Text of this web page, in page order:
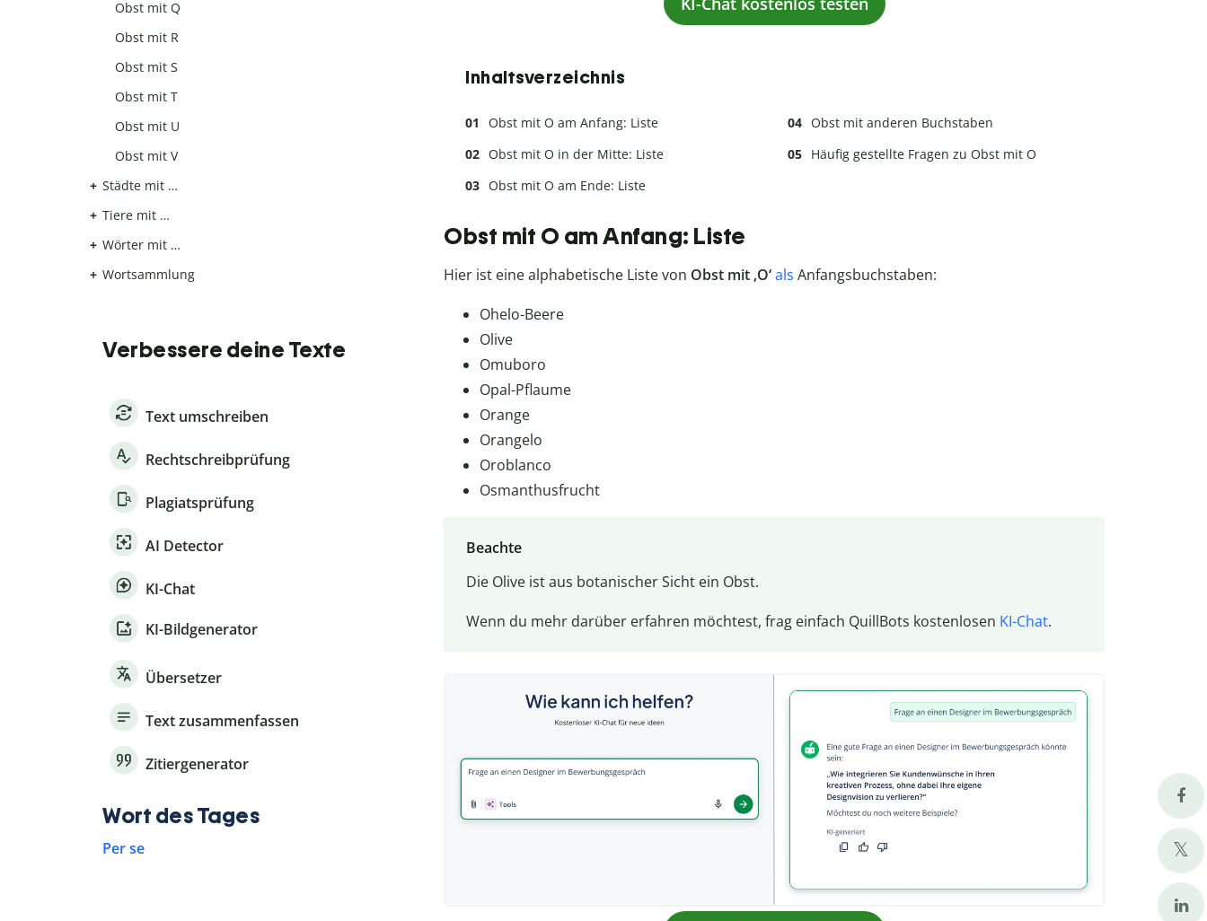
Inhaltsverzeichnis
Obst mit O am Anfang: Liste
Obst mit O in der Mitte: Liste
Obst mit O am Ende: Liste
Obst mit anderen Buchstaben
Häufig gestellte Fragen zu Obst mit O
Obst mit O am Anfang: Liste
Hier ist eine alphabetische Liste von Obst mit ‚O‘als Anfangsbuchstaben:
Ohelo-Beere
Olive
Omuboro
Opal-Pflaume
Orange
Orangelo
Oroblanco
Osmanthusfrucht
Beachte
Die Olive ist aus botanischer Sicht ein Obst.
Wenn du mehr darüber erfahren möchtest, frag einfach QuillBots kostenlosen KI-Chat.
Obst mit Q
Obst mit R
Obst mit S
Obst mit T
Obst mit U
Obst mit V
Städte mit …
Tiere mit …
Wörter mit …
Wortsammlung
Verbessere deine Texte
Text umschreiben
Rechtschreibprüfung
Plagiatsprüfung
AI Detector
KI-Chat
KI-Bildgenerator
Übersetzer
Text zusammenfassen
Zitiergenerator
Wort des Tages
Per se